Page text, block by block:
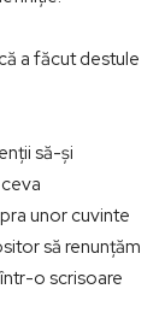
a făcut destule
să-şi
unor cuvinte
să renunţăm
o scrisoare